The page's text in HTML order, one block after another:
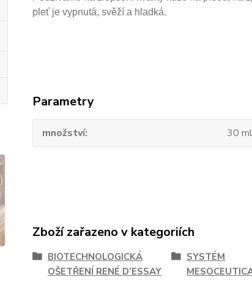
pleť je vypnutá, svěží a hladká.
Parametry
množství 30 ml
Zboží zařazeno v kategoriích
BIOTECHNOLOGICKÁ
OŠETŘENÍ RENÉ D’ESSAY
SYSTÉM